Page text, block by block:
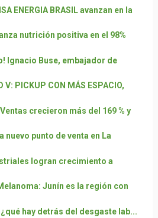
ENERGIA BRASIL avanzan en la
nutrición positiva en el 98%
Ignacio Buse, embajador de
V: PICKUP CON MÁS ESPACIO,
crecieron más del 169 % y
nuevo punto de venta en La
logran crecimiento a
Junín es la región con
¿qué hay detrás del desgaste lab...